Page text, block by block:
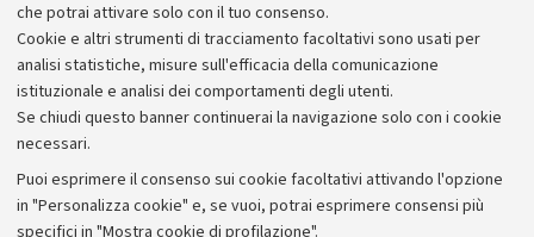
che potrai attivare solo con il tuo consenso.
Cookie e altri strumenti di tracciamento facoltativi sono usati per
analisi statistiche, misure sull'efficacia della comunicazione
istituzionale e analisi dei comportamenti degli utenti.
Se chiudi questo banner continuerai la navigazione solo con i cookie
necessari.
Puoi esprimere il consenso sui cookie facoltativi attivando l'opzione
in "Personalizza cookie" e, se vuoi, potrai esprimere consensi più
specifici in "Mostra cookie di profilazione".
direttore del Dipartimento Rizzoli Sicilia.
Archivio
Comunicati stampa